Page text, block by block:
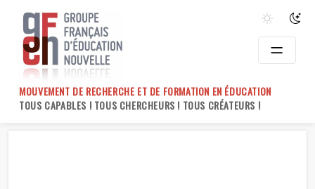
content
MOUVEMENT DE RECHERCHE ET DE FORMATION EN ÉDUCATION
TOUS CAPABLES ! TOUS CHERCHEURS ! TOUS CRÉATEURS !